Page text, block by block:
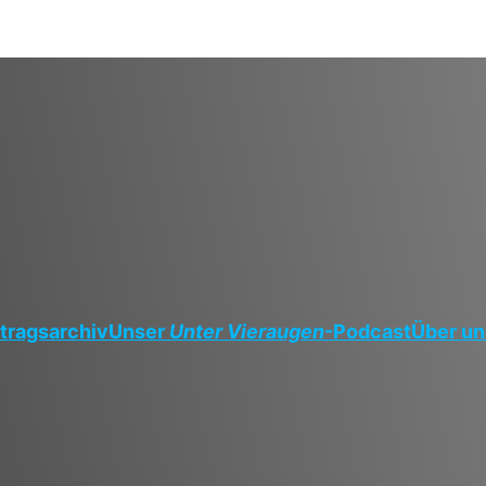
Unser Unter Vieraugen-PodcastÜber